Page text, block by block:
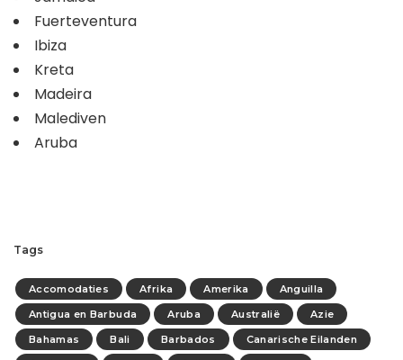
Fuerteventura
Ibiza
Kreta
Madeira
Malediven
Aruba
Tags
Accomodaties Afrika Amerika
Anguilla
Antigua en Barbuda
Aruba Australië
Azie
Bahamas
Bali Barbados
Canarische Eilanden